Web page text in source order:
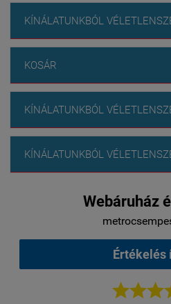
KÍNÁLATUNKBÓL
KOSÁR
KÍNÁLATUNKBÓL
KÍNÁLATUNKBÓL
Webáruház
Értékelés
